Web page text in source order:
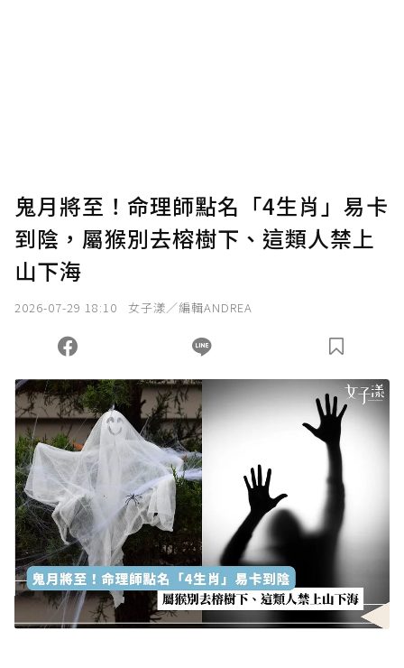
鬼月將至！命理師點名「4生肖」易卡
到陰，屬猴別去榕樹下、這類人禁上
山下海
2026-07-29 18:10 女子漾／編輯ANDREA